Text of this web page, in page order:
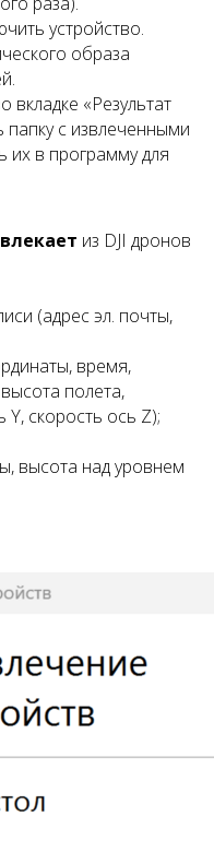
устройство.
образа
«Результат
с извлеченными
их в программу для
из DJI дронов
(адрес эл. почты,
время,
полета,
Y, скорость ось Z);
высота над уровнем